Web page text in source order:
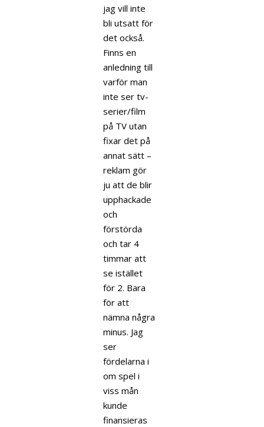
jag vill inte
bli utsatt för
det också.
Finns en
anledning till
varför man
inte ser tv-
serier/film
på TV utan
fixar det på
annat sätt –
reklam gör
ju att de blir
upphackade
och
förstörda
och tar 4
timmar att
se istället
för 2. Bara
för att
nämna några
minus. Jag
ser
fördelarna i
om spel i
viss mån
kunde
finansieras